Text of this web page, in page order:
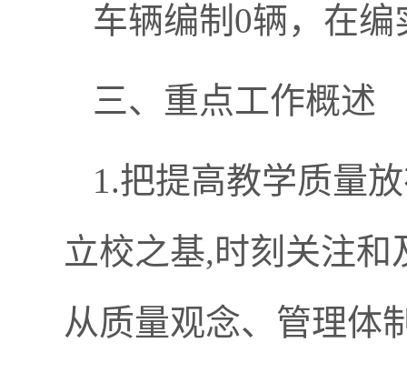
车辆编制0辆，在
三、重点工作概述
1.把提高教学质量
立校之基,时刻关注
从质量观念、管理体